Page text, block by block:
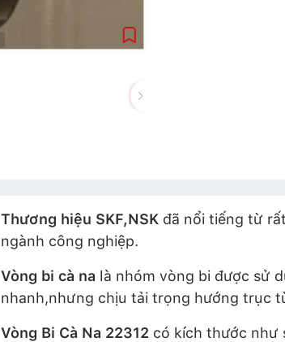
Thương hiệu SKF,NSK đã nổi tiếng từ
ngành công nghiệp.
Vòng bi cà na là nhóm vòng bi được sử
nhanh,nhưng chịu tải trọng hướng trục
Vòng Bi Cà Na 22312 có kích thước như